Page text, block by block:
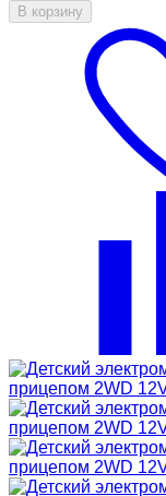
В корзину